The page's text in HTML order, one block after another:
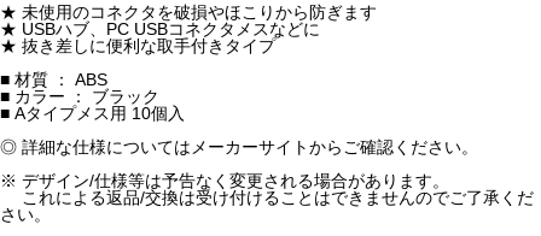
★ 未使用のコネクタを破損やほこりから防ぎます
★ USBハブ、PC USBコネクタメスなどに
★ 抜き差しに便利な取手付きタイプ
■ 材質 ： ABS
■ カラー ： ブラック
■ Aタイプメス用 10個入
◎ 詳細な仕様についてはメーカーサイトからご確認ください。
※ デザイン/仕様等は予告なく変更される場合があります。
これによる返品/交換は受け付けることはできませんのでご了承くだ
さい。